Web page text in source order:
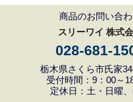
商品のお問い合
スリーワイ 株式
028-681-
栃木県さくら市氏家
受付時間：9：00～
定休日：土・日曜